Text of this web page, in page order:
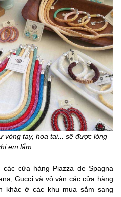
vòng tay, hoa tai... sẽ được lòng
em lắm
cửa hàng Piazza de Spagna
Gucci và vô vàn các cửa hàng
khác ở các khu mua sắm sang